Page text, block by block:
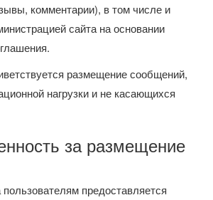
комментарии), в том числе и
сайта на основании
размещение сообщений,
нагрузки и не касающихся
за размещение
предоставляется